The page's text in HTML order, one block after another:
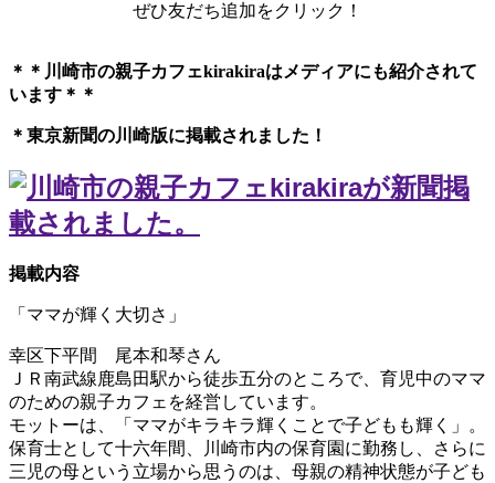
ぜひ友だち追加をクリック！
＊＊川崎市の親子カフェkirakiraは メディアにも紹介されて
います＊＊
＊東京新聞の川崎版に掲載されました！
掲載内容
「ママが輝く大切さ」
幸区下平間 尾本和琴さん
ＪＲ南武線鹿島田駅から徒歩五分のところで、育児中のママ
のための親子カフェを経営しています。
モットーは、「ママがキラキラ輝くことで子どもも輝く」。
保育士として十六年間、川崎市内の保育園に勤務し、さらに
三児の母という立場から思うのは、母親の精神状態が子ども